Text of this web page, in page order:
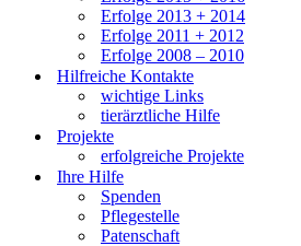
Erfolge 2013 + 2014
Erfolge 2011 + 2012
Erfolge 2008 – 2010
Hilfreiche Kontakte
wichtige Links
tierärztliche Hilfe
Projekte
erfolgreiche Projekte
Ihre Hilfe
Spenden
Pflegestelle
Patenschaft